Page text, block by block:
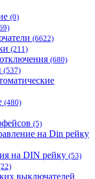
(0)
(6622)
(211)
(680)
(537)
(480)
(5)
на Din рейку
на DIN рейку (53)
выключателей